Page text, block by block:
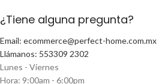
¿Tiene alguna pregunta?
Email: ecommerce@perfect-home.com.mx
Llámanos: 553309 2302
Lunes - Viernes
Hora: 9:00am - 6:00pm